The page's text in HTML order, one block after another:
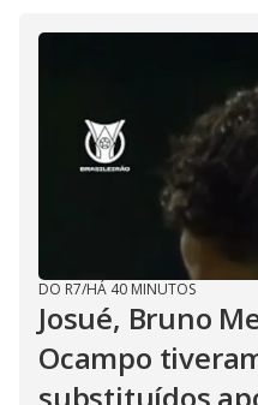
DO R7/HÁ 40 MINUTOS
Josué, Bruno
Ocampo